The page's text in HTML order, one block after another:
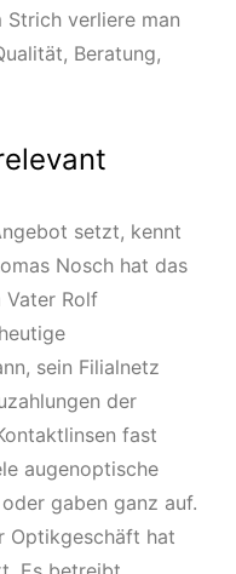
Strich verliere man
Beratung,
setzt, kennt
Nosch hat das
Vater Rolf
sein Filialnetz
der
fast
augenoptische
gaben ganz auf.
Optikgeschäft hat